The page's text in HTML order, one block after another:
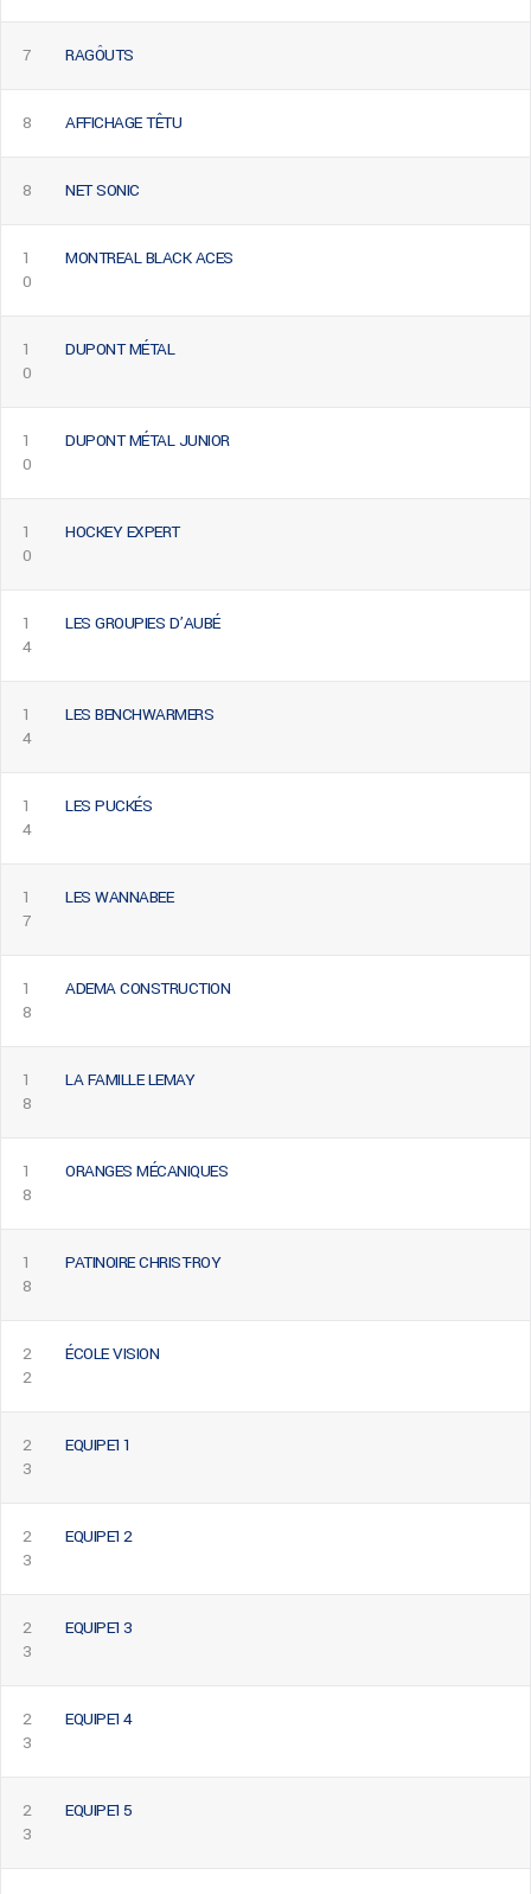
7 RAGÔUTS
8 AFFICHAGE TÊTU
8 NET SONIC
1
0
MONTREAL BLACK ACES
1
0
DUPONT MÉTAL
1
0
DUPONT MÉTAL JUNIOR
1
0
HOCKEY EXPERT
1
4
LES GROUPIES D’AUBÉ
1
4
LES BENCHWARMERS
1
4
LES PUCKÉS
1
7
LES WANNABEE
1
8
ADEMA CONSTRUCTION
1
8
LA FAMILLE LEMAY
1
8
ORANGES MÉCANIQUES
1
8
PATINOIRE CHRIST-ROY
2
2
ÉCOLE VISION
2
3
EQUIPE11
2
3
EQUIPE12
2
3
EQUIPE13
2
3
EQUIPE14
2
3
EQUIPE15